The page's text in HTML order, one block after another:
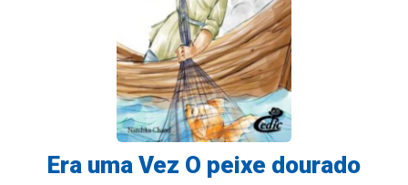
Era uma Vez O peixe dourado